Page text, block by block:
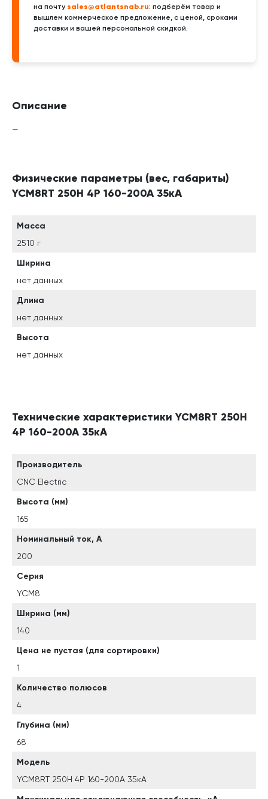
на почту sales@atlantsnab.ru: подберём товар и
вышлем коммерческое предложение, с ценой, сроками
доставки и вашей персональной скидкой.
Описание
—
Физические параметры (вес, габариты)
YCM8RT 250H 4P 160-200A 35кА
Масса
2510 г
Ширина
нет данных
Длина
нет данных
Высота
нет данных
Технические характеристики YCM8RT 250H
4P 160-200A 35кА
Производитель
CNC Electric
Высота (мм)
165
Номинальный ток, А
200
Серия
YCM8
Ширина (мм)
140
Цена не пустая (для сортировки)
1
Количество полюсов
4
Глубина (мм)
68
Модель
YCM8RT 250H 4P 160-200A 35кА